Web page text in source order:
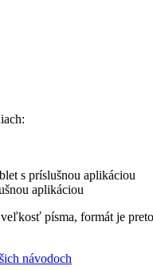
s príslušnou aplikáciou
aplikáciou
písma, formát je
návodoch